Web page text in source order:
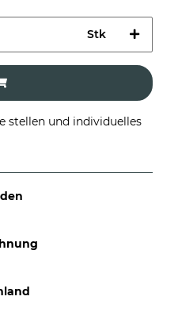
Stk
stellen und individuelles